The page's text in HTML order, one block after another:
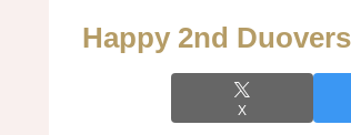
Happy 2nd
X